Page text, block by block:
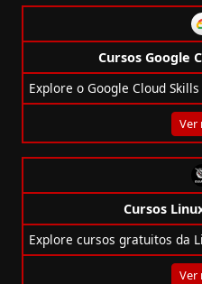
Cursos Google
Ver
Cursos
Ver